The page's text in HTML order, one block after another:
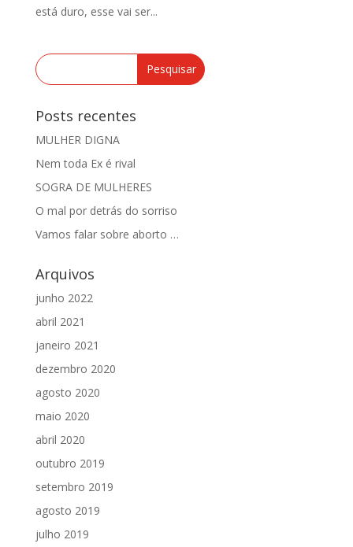
está duro, esse vai ser...
Posts recentes
MULHER DIGNA
Nem toda Ex é rival
SOGRA DE MULHERES
O mal por detrás do sorriso
Vamos falar sobre aborto …
Arquivos
junho 2022
abril 2021
janeiro 2021
dezembro 2020
agosto 2020
maio 2020
abril 2020
outubro 2019
setembro 2019
agosto 2019
julho 2019